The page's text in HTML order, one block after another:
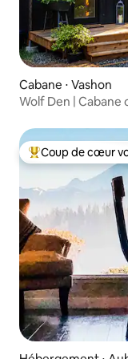
Cabane ⋅ Vashon
Wolf Den |
Coups de cœur
Coup de cœur